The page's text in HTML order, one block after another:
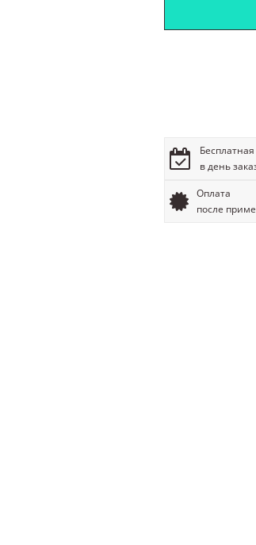
в день
Оплата
после